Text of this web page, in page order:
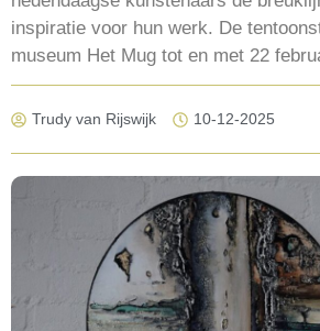
inspiratie voor hun werk. De
museum Het Mug tot en met 22
Trudy van Rijswijk 10-12-2025